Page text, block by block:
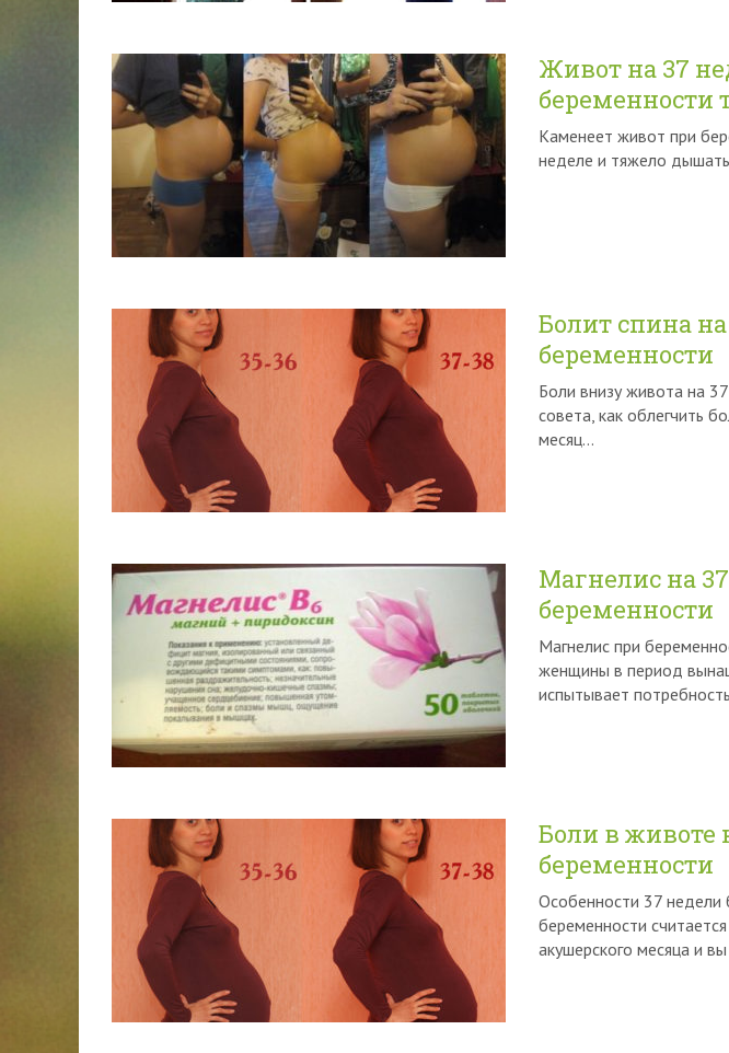
Живот на 37
беременности
Каменеет живот при
неделе и тяжело
Болит спина
беременности
Боли внизу живота на
совета, как облегчить
месяц…
Магнелис на
беременности
Магнелис при
женщины в период
испытывает
Боли в животе
беременности
Особенности 37 недели
беременности
акушерского месяца и